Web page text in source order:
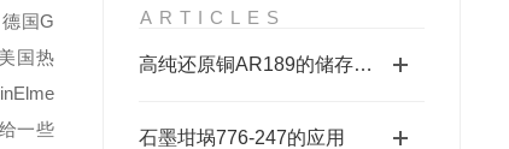
ARTICLES
高纯还原铜AR189的储存、预处理、加工、检测
石墨坩埚776-247的应用
国G
国热
一些